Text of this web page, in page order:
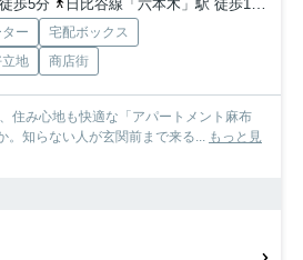
歩5分
日比谷線「六本木」駅 徒歩12分
ー
宅配ボックス
地 商店街
住み心地も快適な「アパートメント麻布
。知らない人が玄関前まで来る... もっと見